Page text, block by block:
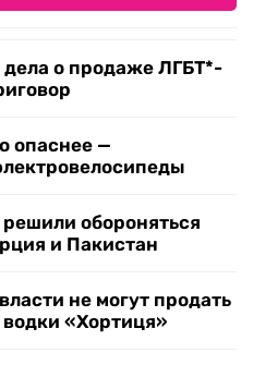
о продаже ЛГБТ*-
опаснее —
обороняться
и Пакистан
не могут продать
«Хортиця»